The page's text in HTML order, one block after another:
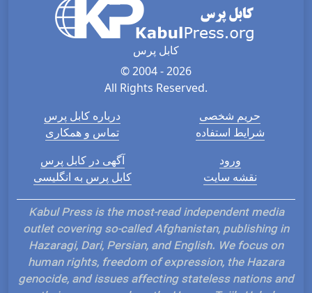
کابل پرس
© 2004 - 2026
All Rights Reserved.
درباره کابل پرس
تماس و همکاری
حریم شخصی
شرایط استفاده
آگهی در کابل پرس
کابل پرس به انگلیسی
ورود
نقشه سایت
Kabul Press is the most-read independent media
outlet covering so-called Afghanistan, publishing in
Hazaragi, Dari, Persian, and English. We focus on
human rights, freedom of expression, the Hazara
genocide, and issues affecting stateless nations and